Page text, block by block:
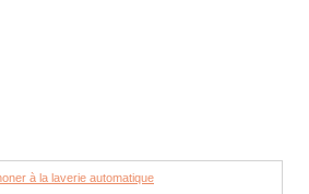
à la laverie automatique